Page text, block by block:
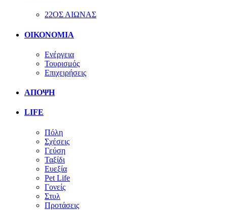
22ΟΣ ΑΙΩΝΑΣ
ΟΙΚΟΝΟΜΙΑ
Ενέργεια
Τουρισμός
Επιχειρήσεις
ΑΠΟΨΗ
LIFE
Πόλη
Σχέσεις
Γεύση
Ταξίδι
Ευεξία
Pet Life
Γονείς
Στυλ
Προτάσεις